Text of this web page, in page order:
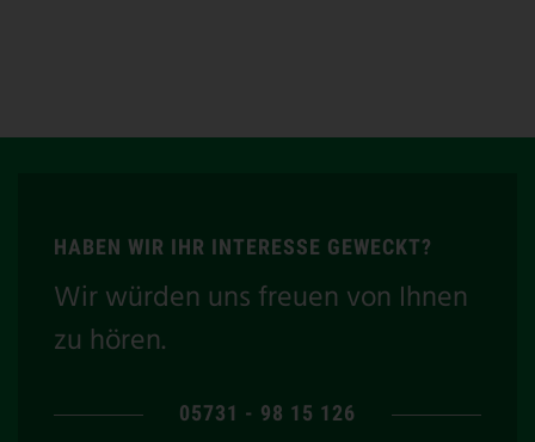
HABEN WIR IHR INTERESSE GEWECKT?
Wir würden uns freuen von Ihnen
zu hören.
05731 - 98 15 126